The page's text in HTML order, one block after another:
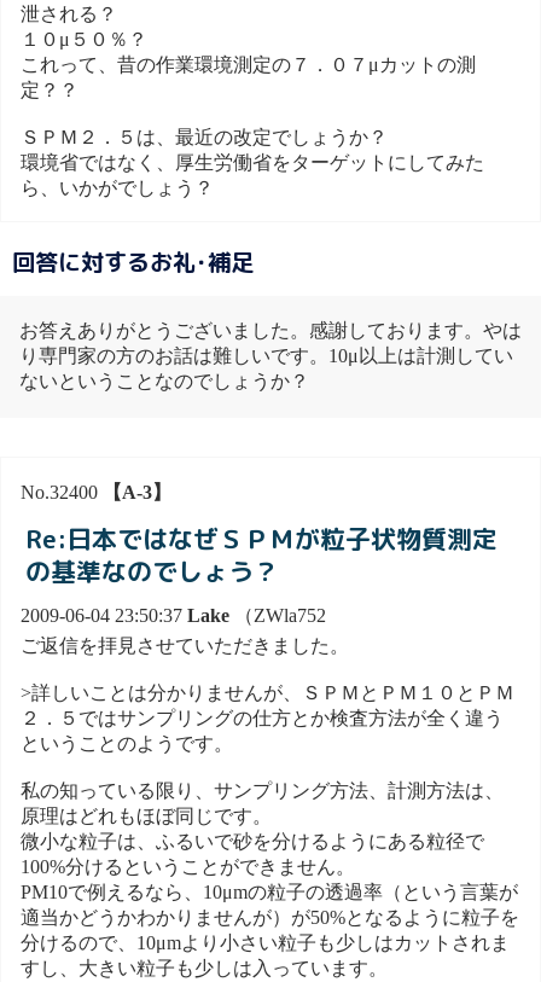
泄される？
１０μ５０％？
これって、昔の作業環境測定の７．０７μカットの測
定？？
ＳＰＭ２．５は、最近の改定でしょうか？
環境省ではなく、厚生労働省をターゲットにしてみた
ら、いかがでしょう？
回答に対するお礼･補足
お答えありがとうございました。感謝しております。やは
り専門家の方のお話は難しいです。10μ以上は計測してい
ないということなのでしょうか？
No.32400 【A-3】
Re:日本ではなぜＳＰＭが粒子状物質測定
の基準なのでしょう？
2009-06-04 23:50:37 Lake （ZWla752
ご返信を拝見させていただきました。
>詳しいことは分かりませんが、ＳＰＭとＰＭ１０とＰＭ
２．５ではサンプリングの仕方とか検査方法が全く違う
ということのようです。
私の知っている限り、サンプリング方法、計測方法は、
原理はどれもほぼ同じです。
微小な粒子は、ふるいで砂を分けるようにある粒径で
100%分けるということができません。
PM10で例えるなら、10μmの粒子の透過率（という言葉が
適当かどうかわかりませんが）が50%となるように粒子を
分けるので、10μmより小さい粒子も少しはカットされま
すし、大きい粒子も少しは入っています。